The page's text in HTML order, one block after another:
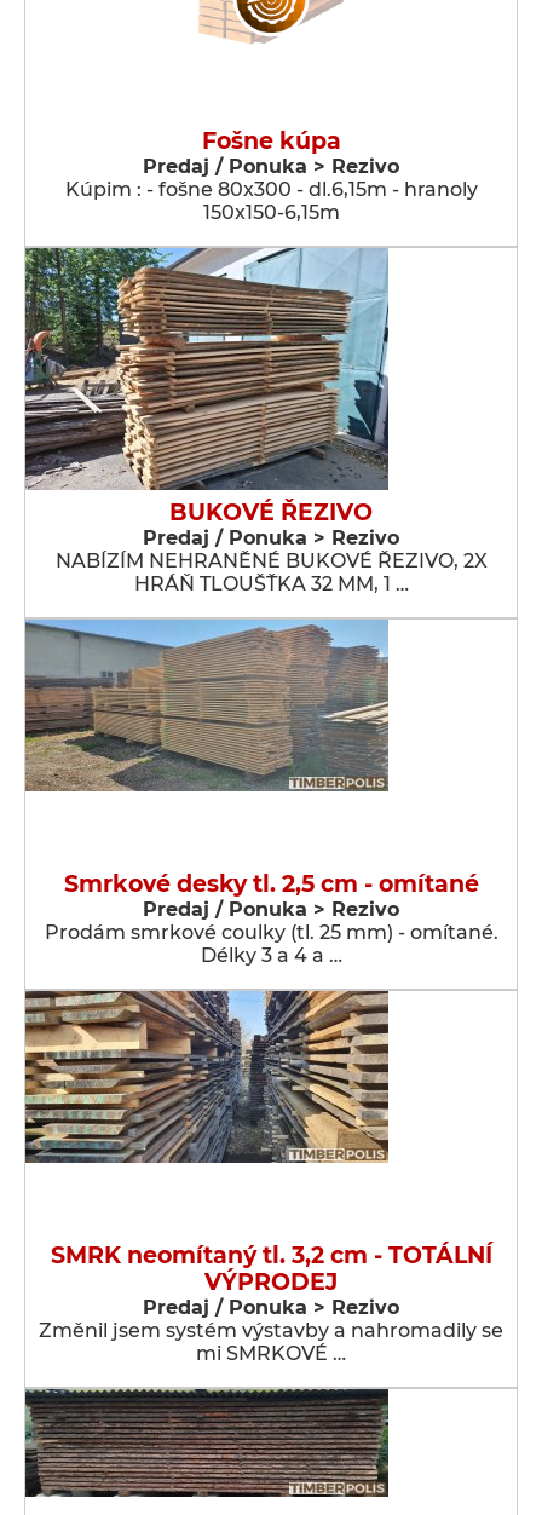
Fošne kúpa
Predaj / Ponuka > Rezivo
Kúpim : - fošne 80x300 - dl.6,15m - hranoly
150x150-6,15m
BUKOVÉ ŘEZIVO
Predaj / Ponuka > Rezivo
NABÍZÍM NEHRANĚNÉ BUKOVÉ ŘEZIVO, 2X
HRÁŇ TLOUŠŤKA 32 MM, 1 …
Smrkové desky tl. 2,5 cm - omítané
Predaj / Ponuka > Rezivo
Prodám smrkové coulky (tl. 25 mm) - omítané.
Délky 3 a 4 a …
SMRK neomítaný tl. 3,2 cm - TOTÁLNÍ
VÝPRODEJ
Predaj / Ponuka > Rezivo
Změnil jsem systém výstavby a nahromadily se
mi SMRKOVÉ …